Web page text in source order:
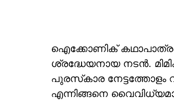
ഐക്കോണിക്
ശ്രദ്ധേയനായ നടന്‍.
പുരസ്‌കാര
എന്നിങ്ങനെ